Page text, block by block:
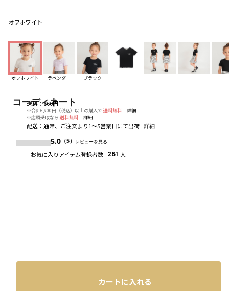
オフホワイト
オフホワイト ラベンダー ブラック
コーディネート
送料：660円
※合計6,600円（税込）以上の購入で 送料無料
詳細
※店頭受取なら 送料無料 詳細
配送： 通常、ご注文より1～5営業日にて出荷 詳細
5.0（5） レビューを見る
お気に入りアイテム登録者数 281 人
カートに入れる